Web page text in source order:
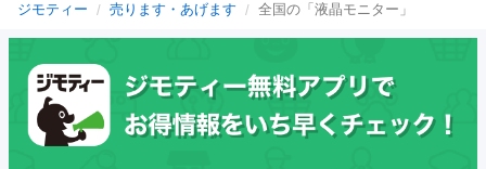
ジモティー 売ります・あげます 全国の「液晶モニター」